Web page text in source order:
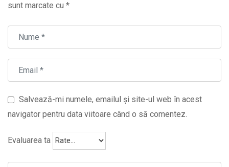
sunt marcate cu *
Salvează-mi numele, emailul și site-ul web în acest
navigator pentru data viitoare când o să comentez.
Evaluarea ta